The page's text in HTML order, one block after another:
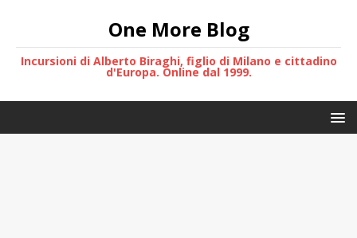
One More Blog
Incursioni di Alberto Biraghi, figlio di Milano e cittadino
d'Europa. Online dal 1999.